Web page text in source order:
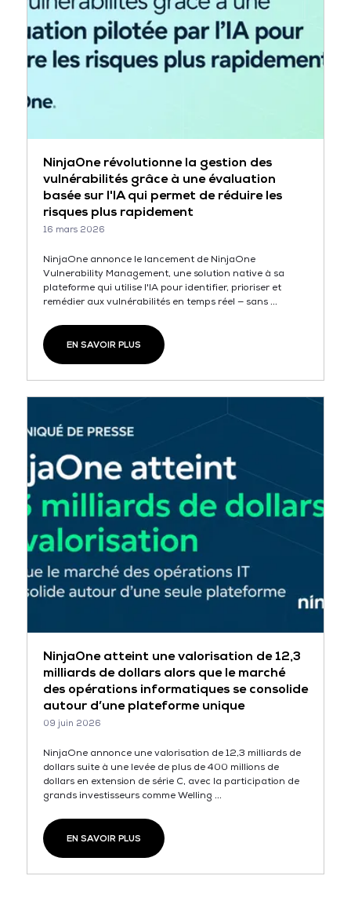
NinjaOne révolutionne la gestion des
vulnérabilités grâce à une évaluation
basée sur l'IA qui permet de réduire les
risques plus rapidement
16 mars 2026
NinjaOne annonce le lancement de NinjaOne
Vulnerability Management, une solution native à sa
plateforme qui utilise l'IA pour identifier, prioriser et
remédier aux vulnérabilités en temps réel — sans ...
EN SAVOIR PLUS
NinjaOne atteint une valorisation de 12,3
milliards de dollars alors que le marché
des opérations informatiques se consolide
autour d’une plateforme unique
09 juin 2026
NinjaOne annonce une valorisation de 12,3 milliards de
dollars suite à une levée de plus de 400 millions de
dollars en extension de série C, avec la participation de
grands investisseurs comme Welling ...
EN SAVOIR PLUS